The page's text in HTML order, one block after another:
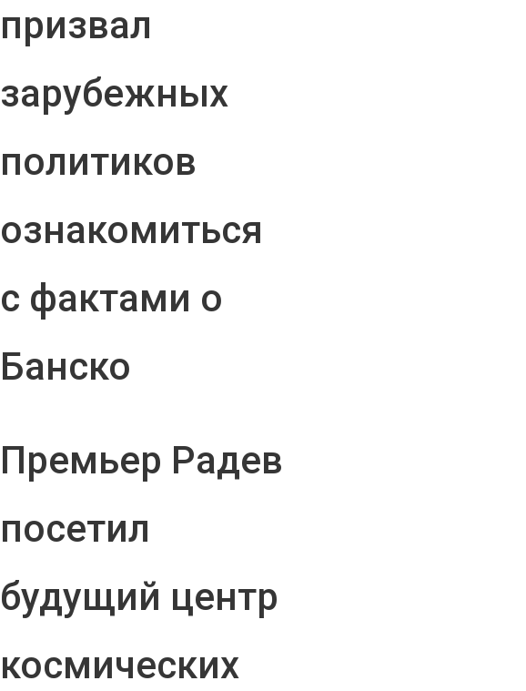
призвал
зарубежных
политиков
ознакомиться
с фактами о
Банско
Премьер Радев
посетил
будущий центр
космических